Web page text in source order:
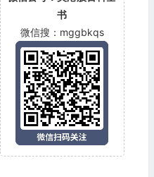
书
微信搜：mggbkqs